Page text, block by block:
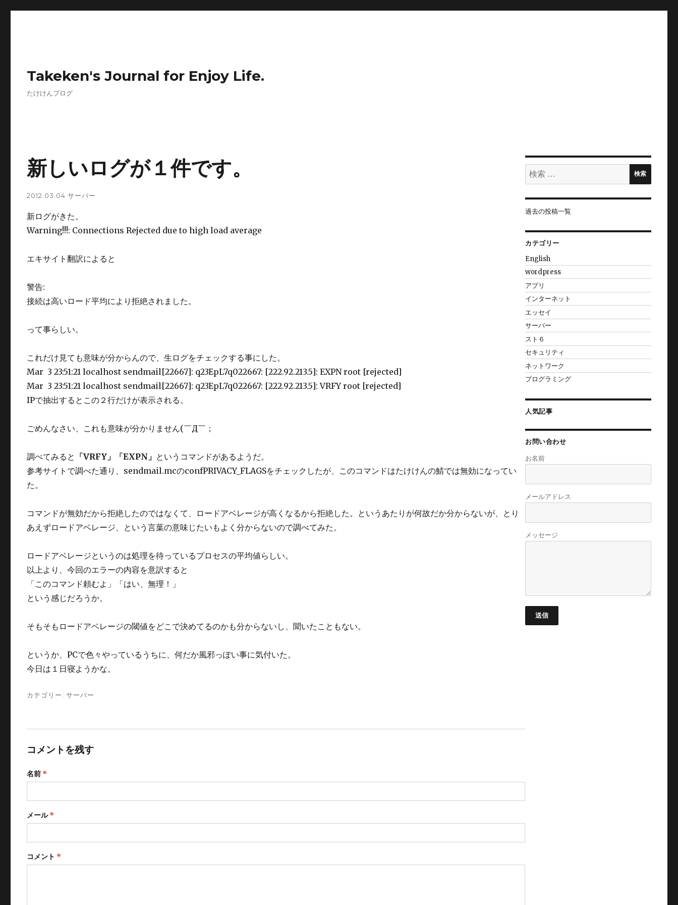
Takeken's Journal for Enjoy Life.
たけけんブログ
新しいログが１件です。
2012.03.04 サーバー
新ログがきた。
Warning!!!: Connections Rejected due to high load average
エキサイト翻訳によると
警告:
接続は高いロード平均により拒絶されました。
って事らしい。
これだけ見ても意味が分からんので、生ログをチェックする事にした。
Mar 3 23:51:21 localhost sendmail[22667]: q23EpL7q022667: [222.92.213.5]: EXPN root [rejected]
Mar 3 23:51:21 localhost sendmail[22667]: q23EpL7q022667: [222.92.213.5]: VRFY root [rejected]
IPで抽出するとこの２行だけが表示される。
ごめんなさい、これも意味が分かりません(￣Д￣；
調べてみると 「VRFY」「EXPN」 というコマンドがあるようだ。
参考サイトで調べた通り、sendmail.mcのconfPRIVACY_FLAGSをチェックしたが、このコマンドはたけけんの鯖では無効になってい
た。
コマンドが無効だから拒絶したのではなくて、ロードアベレージが高くなるから拒絶した。というあたりが何故だか分からないが、とり
あえずロードアベレージ、という言葉の意味じたいもよく分からないので調べてみた。
ロードアベレージというのは処理を待っているプロセスの平均値らしい。
以上より、今回のエラーの内容を意訳すると
「このコマンド頼むよ」「はい、無理！」
という感じだろうか。
そもそもロードアベレージの閾値をどこで決めてるのかも分からないし、聞いたこともない。
というか、PCで色々やっているうちに、何だか風邪っぽい事に気付いた。
今日は１日寝ようかな。
カテゴリー:サーバー
コメントを残す
名前 *
メール*
コメント *
検
索:
検索
過去の投稿一覧
カテゴリー
English
wordpress
アプリ
インターネット
エッセイ
サーバー
スト６
セキュリティ
ネットワーク
プログラミング
人気記事
お問い合わせ
お名前
メールアドレス
メッセージ
送信